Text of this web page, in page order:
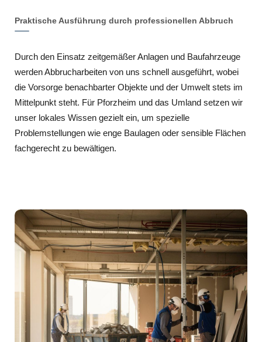
Praktische Ausführung durch professionellen Abbruch
Durch den Einsatz zeitgemäßer Anlagen und Baufahrzeuge
werden Abbrucharbeiten von uns schnell ausgeführt, wobei
die Vorsorge benachbarter Objekte und der Umwelt stets im
Mittelpunkt steht. Für Pforzheim und das Umland setzen wir
unser lokales Wissen gezielt ein, um spezielle
Problemstellungen wie enge Baulagen oder sensible Flächen
fachgerecht zu bewältigen.